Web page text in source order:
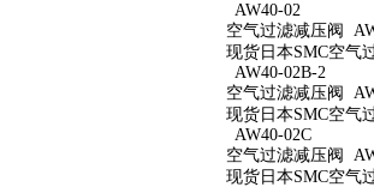
AW40-02
空气过滤减压阀
现货日本SMC空气
AW40-02B-2
空气过滤减压阀
现货日本SMC空气
AW40-02C
空气过滤减压阀
现货日本SMC空气